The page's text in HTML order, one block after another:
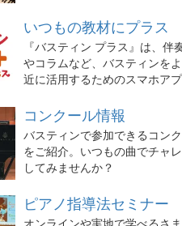
いつもの教材にプラス
『バスティン プラス』は、伴
やコラムなど、バスティンを
近に活用するためのスマホアプ
コンクール情報
バスティンで参加できるコン
をご紹介。いつもの曲でチャ
してみませんか？
ピアノ指導法セミナー